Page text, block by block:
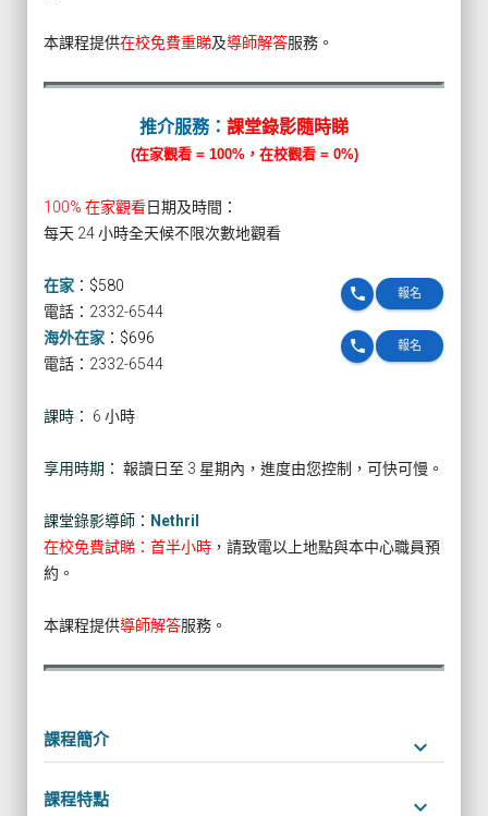
本課程提供在校免費重睇及導師解答服務。
推介服務： 課堂錄影隨時睇
(在家觀看 = 100%，在校觀看 = 0%)
100% 在家觀看日期及時間：
每天 24 小時全天候不限次數地觀看
在家 ： $580 報名
phone
電話：2332-6544
海外在家 ： $696 報名
phone
電話：2332-6544
課時： 6 小時
享用時期： 報讀日至 3 星期內，進度由您控制，可快可慢。
課堂錄影導師： Nethril
在校免費試睇：首半小時 ，請致電以上地點與本中心職員預
約。
本課程提供導師解答服務。
課程簡介 keyboard_arrow_down
課程特點 keyboard_arrow_down